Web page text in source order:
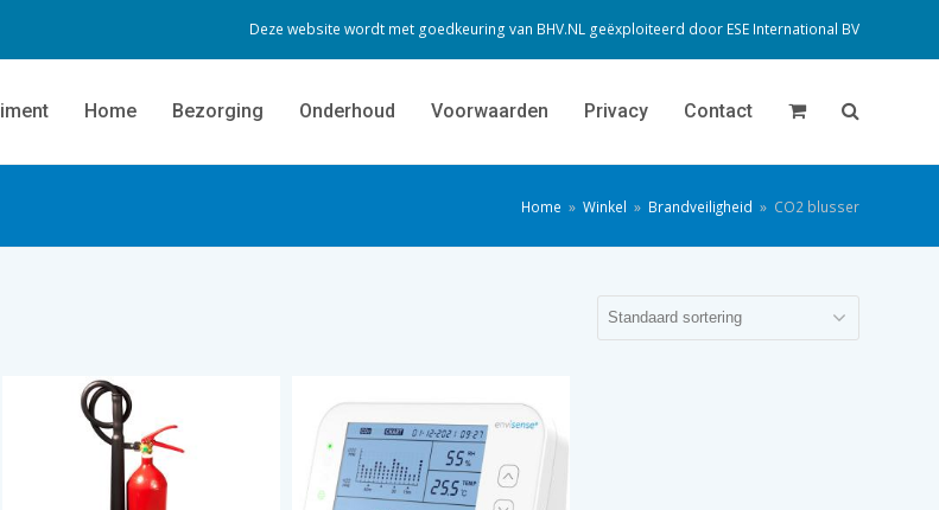
Deze website wordt met goedkeuring van BHV.NL geëxploiteerd door ESE International BV
Home Bezorging Onderhoud Voorwaarden Privacy Contact
Home » Winkel » Brandveiligheid » CO2 blusser